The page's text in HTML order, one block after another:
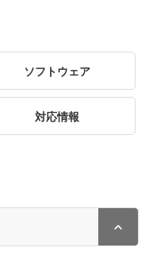
ソフトウェア
対応情報